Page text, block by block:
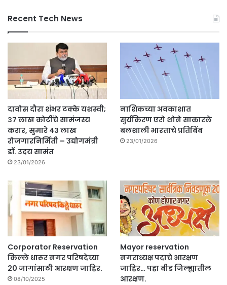
Recent Tech News
दावोस दौरा शंभर टक्के यशस्वी;
३७ लाख कोटींचे सामंजस्य
करार, सुमारे ४३ लाख
रोजगारनिर्मिती – उद्योगमंत्री
डॉ. उदय सामंत
23/01/2026
नाशिकच्या अवकाशात
सुर्यकिरण एरो शोने साकारले
बलशाली भारताचे प्रतिबिंब
23/01/2026
Corporator Reservation
किल्ले धारूर नगर परिषदेच्या
20 जागांसाठी आरक्षण जाहिर.
08/10/2025
Mayor reservation
नगराध्यक्ष पदाचे आरक्षण
जाहिर… पहा बीड जिल्ह्यातील
आरक्षण.